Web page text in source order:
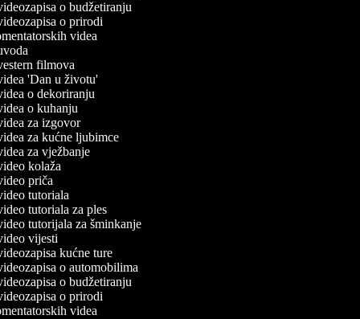
o budžetiranju
o prirodi
videa
filmova
'Dan u životu'
o dekoriranju
o kuhanju
za izgovor
za kućne ljubimce
za vježbanje
kolaža
priča
tutoriala
tutoriala za ples
tutorijala za šminkanje
vijesti
kućne ture
o automobilima
o budžetiranju
o prirodi
videa